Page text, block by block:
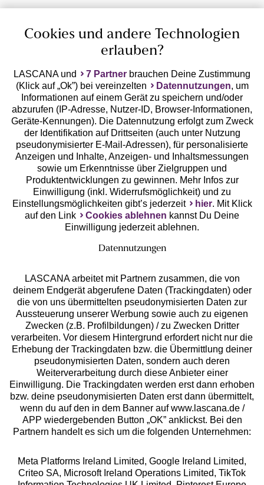
Geprüfte Sicherheit
Unsere Apps
Services
Beratung
Über uns
Rechtliches
Alle Preise inkl. MwSt., zzgl.
Versandkosten
Cookies und andere Technologien
erlauben?
LASCANA und 7 Partner brauchen Deine Zustimmung
(Klick auf „Ok”) bei vereinzelten
Datennutzungen, um
Informationen auf einem Gerät zu speichern und/oder
abzurufen (IP-Adresse, Nutzer-ID, Browser-Informationen,
Geräte-Kennungen). Die Datennutzung erfolgt zum Zweck
der Identifikation auf Drittseiten (auch unter Nutzung
pseudonymisierter E-Mail-Adressen), für personalisierte
Anzeigen und Inhalte, Anzeigen- und Inhaltsmessungen
sowie um Erkenntnisse über Zielgruppen und
Produktentwicklungen zu gewinnen. Mehr Infos zur
Einwilligung (inkl. Widerrufsmöglichkeit) und zu
Einstellungsmöglichkeiten gibt’s jederzeit
hier. Mit Klick
auf den Link
Cookies ablehnen kannst Du Deine
Einwilligung jederzeit ablehnen.
Datennutzungen
LASCANA arbeitet mit Partnern zusammen, die von
deinem Endgerät abgerufene Daten (Trackingdaten) oder
die von uns übermittelten pseudonymisierten Daten zur
Aussteuerung unserer Werbung sowie auch zu eigenen
Zwecken (z.B. Profilbildungen) / zu Zwecken Dritter
verarbeiten. Vor diesem Hintergrund erfordert nicht nur die
Erhebung der Trackingdaten bzw. die Übermittlung deiner
pseudonymisierten Daten, sondern auch deren
Weiterverarbeitung durch diese Anbieter einer
Einwilligung. Die Trackingdaten werden erst dann erhoben
bzw. deine pseudonymisierten Daten erst dann übermittelt,
wenn du auf den in dem Banner auf www.lascana.de /
APP wiedergebenden Button „OK” anklickst. Bei den
Partnern handelt es sich um die folgenden Unternehmen:
Meta Platforms Ireland Limited, Google Ireland Limited,
Criteo SA, Microsoft Ireland Operations Limited, TikTok